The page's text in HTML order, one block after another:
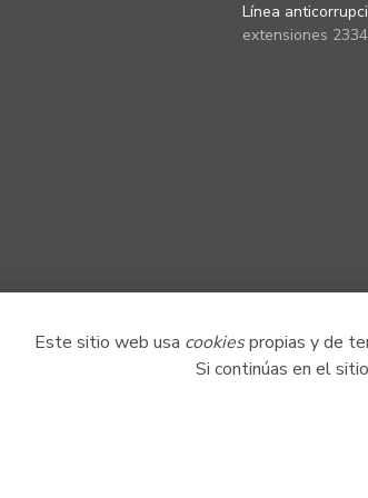
Este sitio web usa cookiespropias y de
Si continúas en el
Línea
extensiones